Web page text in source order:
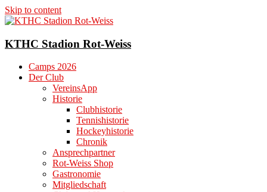
Skip to content
KTHC Stadion Rot-Weiss
Camps 2026
Der Club
VereinsApp
Historie
Clubhistorie
Tennishistorie
Hockeyhistorie
Chronik
Ansprechpartner
Rot-Weiss Shop
Gastronomie
Mitgliedschaft